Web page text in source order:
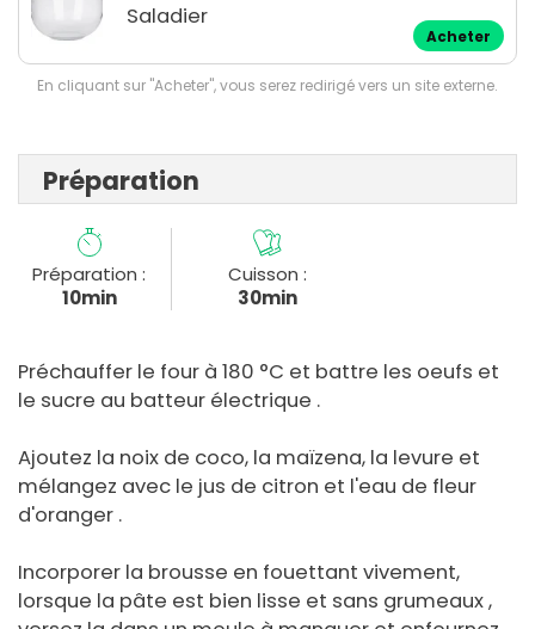
Saladier
Acheter
En cliquant sur "Acheter", vous serez redirigé vers un site externe.
Préparation
Préparation :
10min
Cuisson :
30min
Préchauffer le four à 180 °C et battre les oeufs et
le sucre au batteur électrique .
Ajoutez la noix de coco, la maïzena, la levure et
mélangez avec le jus de citron et l'eau de fleur
d'oranger .
Incorporer la brousse en fouettant vivement,
lorsque la pâte est bien lisse et sans grumeaux ,